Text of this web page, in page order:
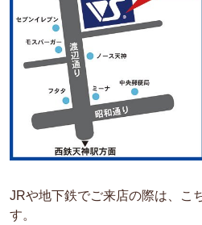
JRや地下鉄でご来店の際は、こ
す。